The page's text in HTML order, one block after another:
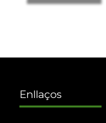
Enllaços